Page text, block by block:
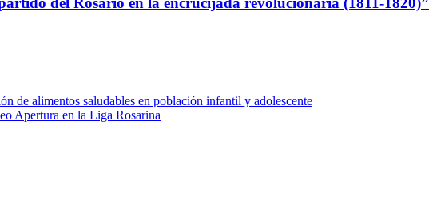
de alimentos saludables en población infantil y adolescente
Apertura en la Liga Rosarina